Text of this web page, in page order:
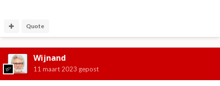
Quote
Wijnand
11 maart 2023 gepost